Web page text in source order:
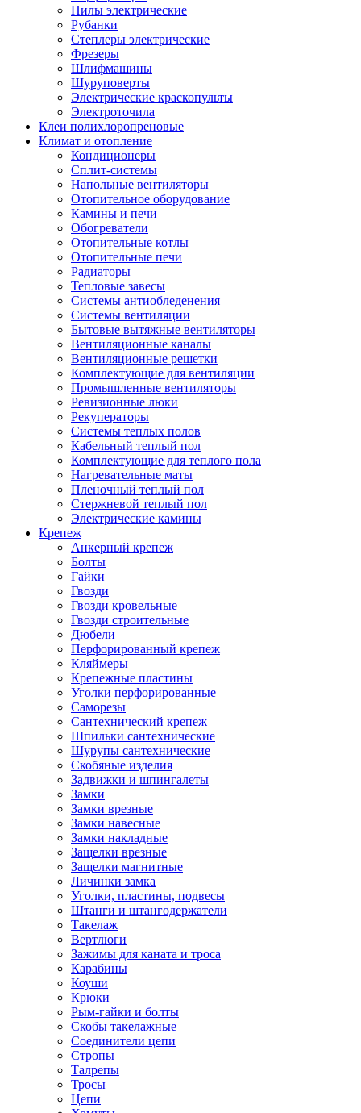
Пилы электрические
Рубанки
Степлеры электрические
Фрезеры
Шлифмашины
Шуруповерты
Электрические краскопульты
Электроточила
Клеи полихлоропреновые
Климат и отопление
Кондиционеры
Сплит-системы
Напольные вентиляторы
Отопительное оборудование
Камины и печи
Обогреватели
Отопительные котлы
Отопительные печи
Радиаторы
Тепловые завесы
Системы антиобледенения
Системы вентиляции
Бытовые вытяжные вентиляторы
Вентиляционные каналы
Вентиляционные решетки
Комплектующие для вентиляции
Промышленные вентиляторы
Ревизионные люки
Рекуператоры
Системы теплых полов
Кабельный теплый пол
Комплектующие для теплого пола
Нагревательные маты
Пленочный теплый пол
Стержневой теплый пол
Электрические камины
Крепеж
Анкерный крепеж
Болты
Гайки
Гвозди
Гвозди кровельные
Гвозди строительные
Дюбели
Перфорированный крепеж
Кляймеры
Крепежные пластины
Уголки перфорированные
Саморезы
Сантехнический крепеж
Шпильки сантехнические
Шурупы сантехнические
Скобяные изделия
Задвижки и шпингалеты
Замки
Замки врезные
Замки навесные
Замки накладные
Защелки врезные
Защелки магнитные
Личинки замка
Уголки, пластины, подвесы
Штанги и штангодержатели
Такелаж
Вертлюги
Зажимы для каната и троса
Карабины
Коуши
Крюки
Рым-гайки и болты
Скобы такелажные
Соединители цепи
Стропы
Талрепы
Тросы
Цепи